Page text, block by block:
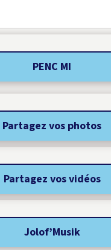
PENC MI
Partagez vos photos
Partagez vos vidéos
Jolof’Musik